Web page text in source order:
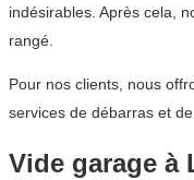
indésirables. Après cela,
rangé.
Pour nos clients, nous
services de débarras et
Vide garage à